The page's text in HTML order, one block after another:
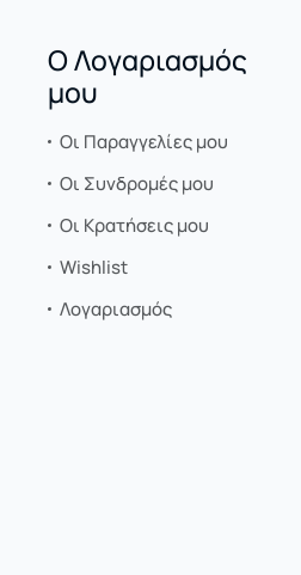
Ο Λογαριασμός
μου
Οι Παραγγελίες μου
Οι Συνδρομές μου
Οι Κρατήσεις μου
Wishlist
Λογαριασμός